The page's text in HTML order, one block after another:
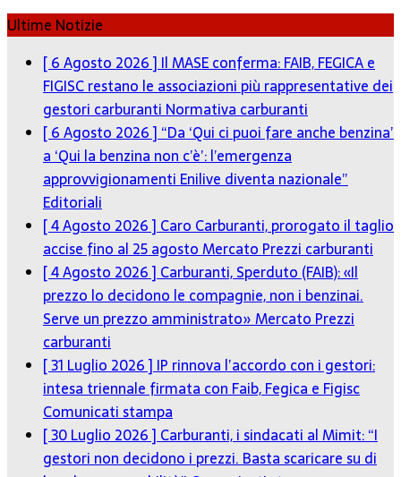
Ultime Notizie
[ 6 Agosto 2026 ] Il MASE conferma: FAIB, FEGICA e
FIGISC restano le associazioni più rappresentative dei
gestori carburanti Normativa carburanti
[ 6 Agosto 2026 ] “Da ‘Qui ci puoi fare anche benzina’
a ‘Qui la benzina non c’è’: l’emergenza
approvvigionamenti Enilive diventa nazionale”
Editoriali
[ 4 Agosto 2026 ] Caro Carburanti, prorogato il taglio
accise fino al 25 agostoMercato Prezzi carburanti
[ 4 Agosto 2026 ] Carburanti, Sperduto (FAIB): «Il
prezzo lo decidono le compagnie, non i benzinai.
Serve un prezzo amministrato»Mercato Prezzi
carburanti
[ 31 Luglio 2026 ] IP rinnova l’accordo con i gestori:
intesa triennale firmata con Faib, Fegica e Figisc
Comunicati stampa
[ 30 Luglio 2026 ] Carburanti, i sindacati al Mimit: “I
gestori non decidono i prezzi. Basta scaricare su di